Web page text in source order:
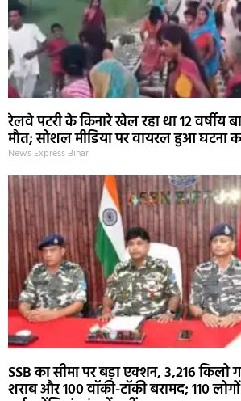
रेलवे पटरी के किनारे खेल रहा था 12
मौत; सोशल मीडिया पर वायरल हुआ घटना
News Express Bihar
SSB का सीमा पर बड़ा एक्शन, 3,216 किलो
शराब और 100 वॉकी-टॉकी बरामद; 110